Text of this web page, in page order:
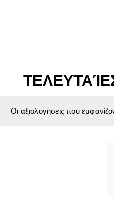
Οι αξιολογήσεις που